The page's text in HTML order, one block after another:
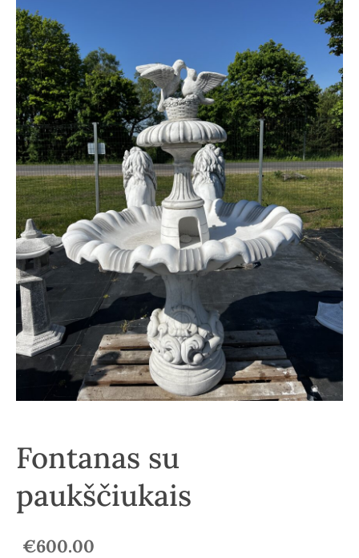
Fontanas su
paukščiukais
€600.00